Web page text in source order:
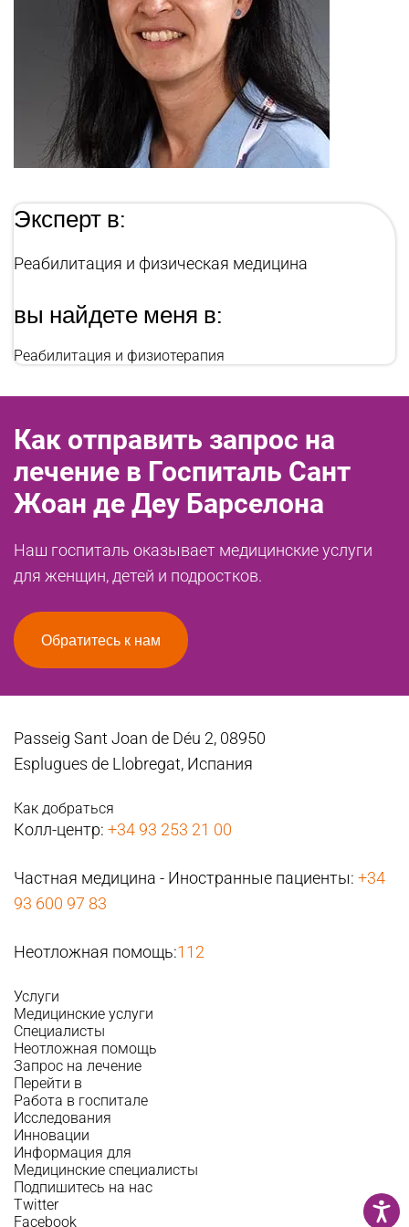
Эксперт в:
Реабилитация и физическая медицина
вы найдете меня в:
Реабилитация и физиотерапия
Как отправить запрос на
лечение в Госпиталь Сант
Жоан де Деу Барселона
Наш госпиталь оказывает медицинские услуги
для женщин, детей и подростков.
Обратитесь к нам
Passeig Sant Joan de Déu 2, 08950
Esplugues de Llobregat, Испания
Как добраться
Колл-центр: +34 93 253 21 00
Частная медицина - Иностранные пациенты: +34
93 600 97 83
Неотложная помощь:112
Услуги
Медицинские услуги
Специалисты
Неотложная помощь
Запрос на лечение
Перейти в
Работа в госпитале
Исследования
Инновации
Информация для
Медицинские специалисты
Подпишитесь на нас
Twitter
Facebook